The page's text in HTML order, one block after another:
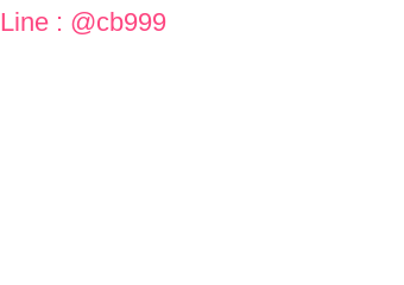
Line : @cb999